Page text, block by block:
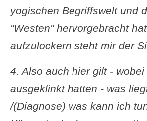
yogischen Begriffswelt und
"Westen" hervorgebracht
aufzulockern steht mir der
4. Also auch hier gilt -
ausgeklinkt hatten - was
/(Diagnose) was kann ich